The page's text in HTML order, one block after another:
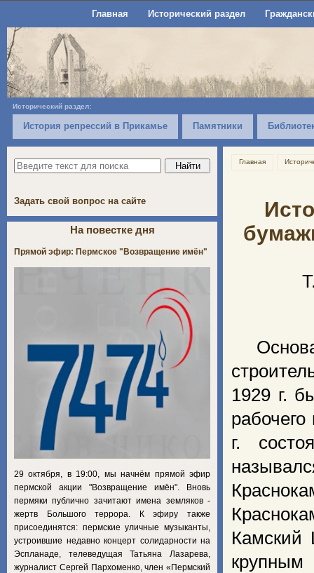
Главная Исторический раздел
Исторический раздел:
История репрессий в Прикамье Памятники
Главная
1929 г.
г.
Задать свой вопрос на сайте
На повестке дня
Прямой эфир: Пермское "Возвращение имён"
29 октября, в 19:00, мы начнём прямой эфир
пермской акции "Возвращение имён". Вновь
пермяки публично зачитают имена земляков -
жертв Большого террора. К эфиру также
присоединятся: пермские уличные музыканты,
устроившие недавно концерт солидарности на
Эспланаде, телеведущая Татьяна Лазарева,
журналист Сергей Пархоменко, член «Пермский